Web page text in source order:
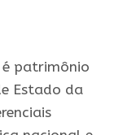
é patrimônio
Estado da